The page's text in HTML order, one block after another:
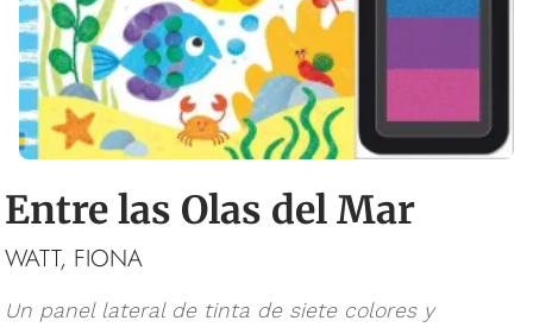
Entre las Olas del Mar
WATT, FIONA
Un panel lateral de tinta de siete colores y